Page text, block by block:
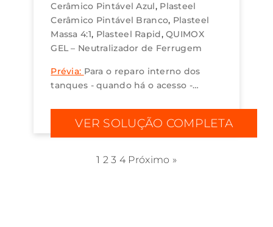
Cerâmico Pintável Azul Plasteel
Cerâmico Pintável Branco Plasteel
Massa 4:1 Plasteel Rapid QUIMOX
GEL – Neutralizador de Ferrugem
Prévia: Para o reparo interno dos
tanques - quando há o acesso -
ED SOLV, removedor de ferrugem
ultrarrápido Quimox Gel,...
VER SOLUÇÃO COMPLETA
1 2 3 4 Próximo »